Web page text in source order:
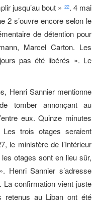
jusqu’au bout » 22. 4 mai
2 s’ouvre encore selon le
de détention pour
Marcel Carton. Les
pas été libérés ». Le
Henri Sannier mentionne
tomber annonçant au
eux. Quinze minutes
trois otages seraient
le ministère de l’Intérieur
otages sont en lieu sûr,
Henri Sannier s’adresse
La confirmation vient juste
retenus au Liban ont été